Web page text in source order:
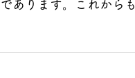
あります。これから